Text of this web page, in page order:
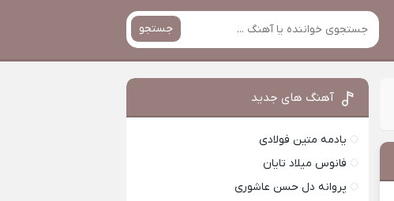
جستجو
آهنگ های جدید
یادمه متین فولادی
فانوس میلاد تایان
پروانه دل حسن عاشوری